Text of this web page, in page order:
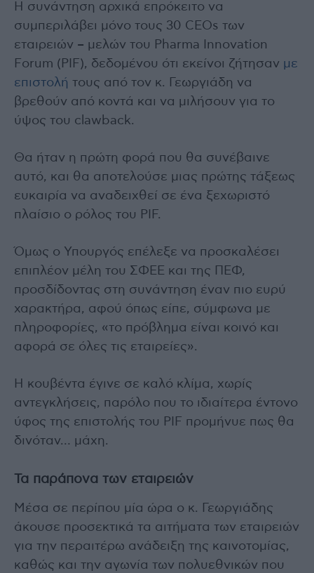
Η συνάντηση αρχικά επρόκειτο να
συμπεριλάβει μόνο τους 30 CEOs των
εταιρειών – μελών του Pharma Innovation
Forum (PIF), δεδομένου ότι εκείνοι ζήτησαν με
επιστολή τους από τον κ. Γεωργιάδη να
βρεθούν από κοντά και να μιλήσουν για το
ύψος του clawback.
Θα ήταν η πρώτη φορά που θα συνέβαινε
αυτό, και θα αποτελούσε μιας πρώτης τάξεως
ευκαιρία να αναδειχθεί σε ένα ξεχωριστό
πλαίσιο ο ρόλος του PIF.
Όμως ο Υπουργός επέλεξε να προσκαλέσει
επιπλέον μέλη του ΣΦΕΕ και της ΠΕΦ,
προσδίδοντας στη συνάντηση έναν πιο ευρύ
χαρακτήρα, αφού όπως είπε, σύμφωνα με
πληροφορίες, «το πρόβλημα είναι κοινό και
αφορά σε όλες τις εταιρείες».
Η κουβέντα έγινε σε καλό κλίμα, χωρίς
αντεγκλήσεις, παρόλο που το ιδιαίτερα έντονο
ύφος της επιστολής του PIF προμήνυε πως θα
δινόταν… μάχη.
Τα παράπονα των εταιρειών
Μέσα σε περίπου μία ώρα ο κ. Γεωργιάδης
άκουσε προσεκτικά τα αιτήματα των εταιρειών
για την περαιτέρω ανάδειξη της καινοτομίας,
καθώς και την αγωνία των πολυεθνικών που